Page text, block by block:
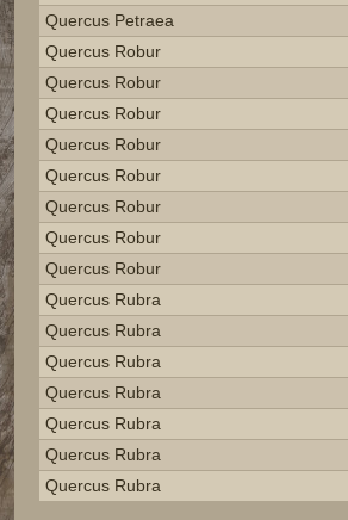
Quercus Petraea
Quercus Robur
Quercus Robur
Quercus Robur
Quercus Robur
Quercus Robur
Quercus Robur
Quercus Robur
Quercus Robur
Quercus Rubra
Quercus Rubra
Quercus Rubra
Quercus Rubra
Quercus Rubra
Quercus Rubra
Quercus Rubra